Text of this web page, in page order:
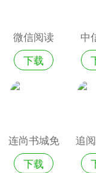
微信阅读
下载
中
连尚书城免
费读书
下载
追